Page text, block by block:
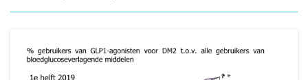
Toegang leeromgeving